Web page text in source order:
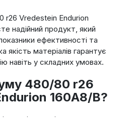
r26 Vredestein Endurion
надійний продукт, який
ефективності та
якість матеріалів гарантує
навіть у складних умовах.
480/80 r26
160A8/B?